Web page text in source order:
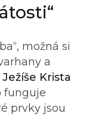
možná si
a
Ježíše Krista
funguje
prvky jsou